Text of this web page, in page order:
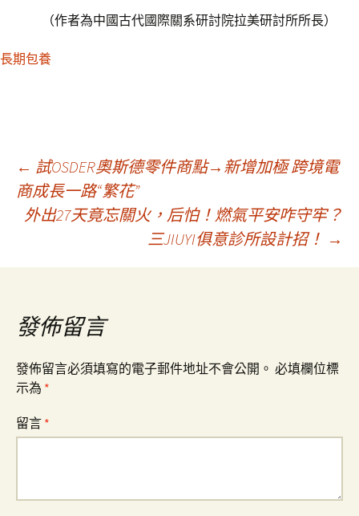
（作者為中國古代國際關系研討院拉美研討所所長）
長期包養
文
章
導
覽
← 試OSDER奧斯德零件商點→新增加極 跨境電
商成長一路“繁花”
外出27天竟忘關火，后怕！燃氣平安咋守牢？
三JIUYI俱意診所設計招！ →
發佈留言
發佈留言必須填寫的電子郵件地址不會公開。 必填欄位標
示為 *
留言 *